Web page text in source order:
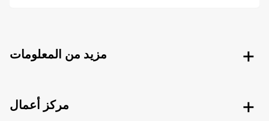
مزيد من المعلومات
مركز أعمال